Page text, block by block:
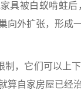
被白蚁啃蛀后
向外扩张，形成
，它们可以上
算自家房屋已经